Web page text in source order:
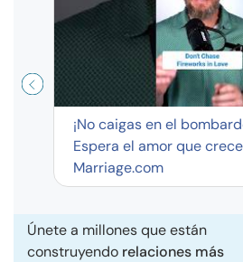
¡No caigas en el
Espera el amor que
Marriage.com
Únete a millones que están
construyendo relaciones más